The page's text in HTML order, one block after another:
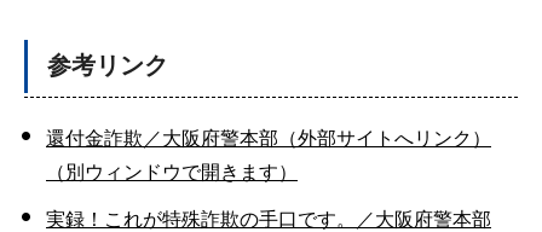
参考リンク
還付金詐欺／大阪府警本部（外部サイトへリンク）
（別ウィンドウで開きます）
実録！これが特殊詐欺の手口です。／大阪府警本部